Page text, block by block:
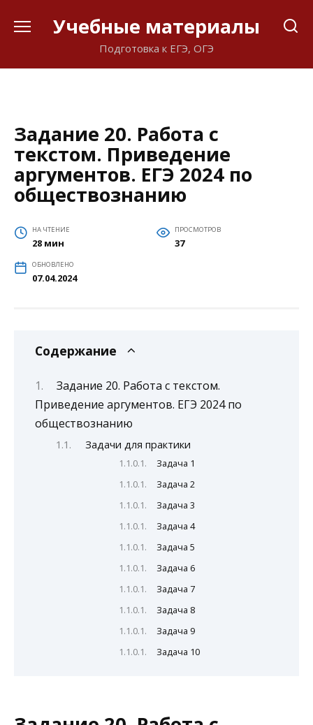
Учебные материалы
Подготовка к ЕГЭ, ОГЭ
Задание 20. Работа с
текстом. Приведение
аргументов. ЕГЭ 2024 по
обществознанию
НА ЧТЕНИЕ
28 мин
ПРОСМОТРОВ
37
ОБНОВЛЕНО
07.04.2024
Содержание
Задание 20. Работа с текстом.
Приведение аргументов. ЕГЭ 2024 по
обществознанию
Задачи для практики
Задача 1
Задача 2
Задача 3
Задача 4
Задача 5
Задача 6
Задача 7
Задача 8
Задача 9
Задача 10